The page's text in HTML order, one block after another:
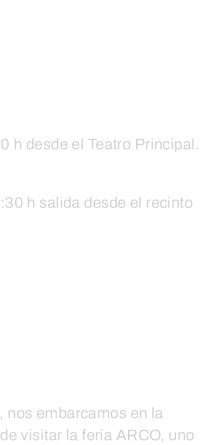
h desde el Teatro Principal.
h salida desde el recinto
nos embarcamos en la
visitar la feria ARCO, uno